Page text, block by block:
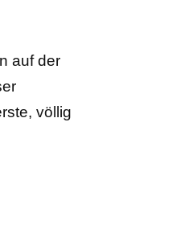
auf der
völlig